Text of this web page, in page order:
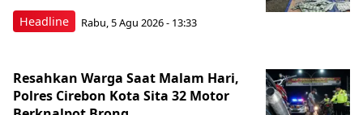
Headline Rabu, 5 Agu 2026 - 13:33
Resahkan Warga Saat Malam Hari,
Polres Cirebon Kota Sita 32 Motor